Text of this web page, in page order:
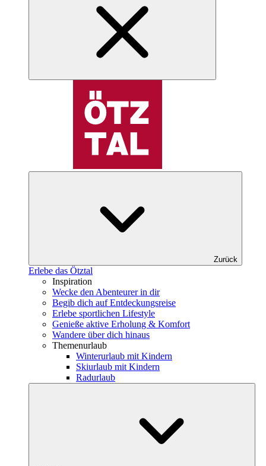
Zurück
Erlebe das Ötztal
Inspiration
Wecke den Abenteurer in dir
Begib dich auf Entdeckungsreise
Erlebe sportlichen Lifestyle
Genieße aktive Erholung & Komfort
Wandere über dich hinaus
Themenurlaub
Winterurlaub mit Kindern
Skiurlaub mit Kindern
Radurlaub